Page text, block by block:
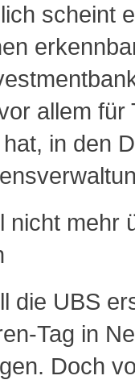
scheint
allem für
in den
nicht mehr
die UBS
Tag in
Doch